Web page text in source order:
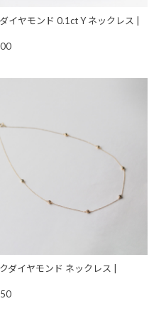
イヤモンド 0.1ct Y ネックレス |
ダイヤモンド ネックレス |